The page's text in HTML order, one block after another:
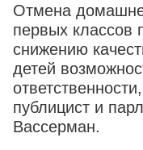
Отмена
первых классов
снижению
детей
публицист и
Вассерман.